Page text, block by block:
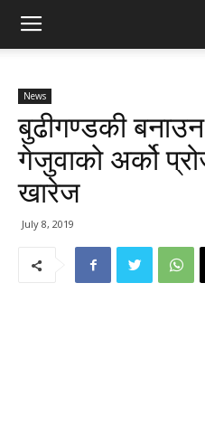
News
बुढीगण्डकी
गेजुवाको अर्को
खारेज
July 8, 2019